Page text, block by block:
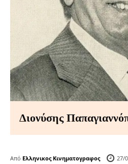
Διονύσης
Από Ελληνικος Κινηματογραφος 27/